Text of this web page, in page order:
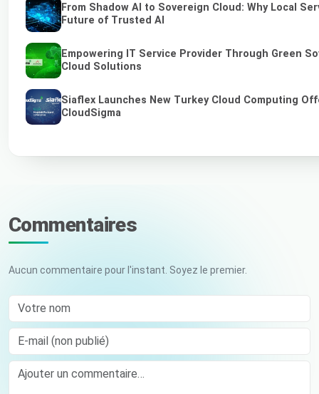
From Shadow AI to Sovereign Cloud: Why Local
Future of Trusted AI
Empowering IT Service Provider Through Green
Cloud Solutions
Siaflex Launches New Turkey Cloud Computing
CloudSigma
Commentaires
Aucun commentaire pour l'instant. Soyez le premier.
Votre nom
E-mail (non publié)
Comment